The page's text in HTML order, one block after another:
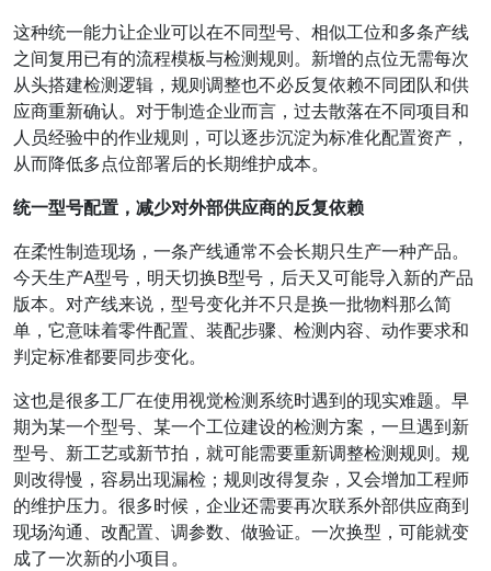
这种统一能力让企业可以在不同型号、相似工位和多条产线
之间复用已有的流程模板与检测规则。新增的点位无需每次
从头搭建检测逻辑，规则调整也不必反复依赖不同团队和供
应商重新确认。对于制造企业而言，过去散落在不同项目和
人员经验中的作业规则，可以逐步沉淀为标准化配置资产，
从而降低多点位部署后的长期维护成本。
统一型号配置 ， 减少对外部供应商的反复依赖
在柔性制造现场，一条产线通常不会长期只生产一种产品。
今天生产A型号，明天切换B型号，后天又可能导入新的产品
版本。对产线来说，型号变化并不只是换一批物料那么简
单，它意味着零件配置、装配步骤、检测内容、动作要求和
判定标准都要同步变化。
这也是很多工厂在使用视觉检测系统时遇到的现实难题。早
期为某一个型号、某一个工位建设的检测方案，一旦遇到新
型号、新工艺或新节拍，就可能需要重新调整检测规则。规
则改得慢，容易出现漏检；规则改得复杂，又会增加工程师
的维护压力。很多时候，企业还需要再次联系外部供应商到
现场沟通、改配置、调参数、做验证。一次换型，可能就变
成了一次新的小项目。